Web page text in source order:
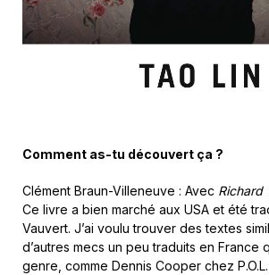
Comment as-tu découvert ça ?
Clément Braun-Villeneuve : Avec Richard
Ce livre a bien marché aux USA et été
Vauvert. J’ai voulu trouver des textes
d’autres mecs un peu traduits en France
genre, comme Dennis Cooper chez